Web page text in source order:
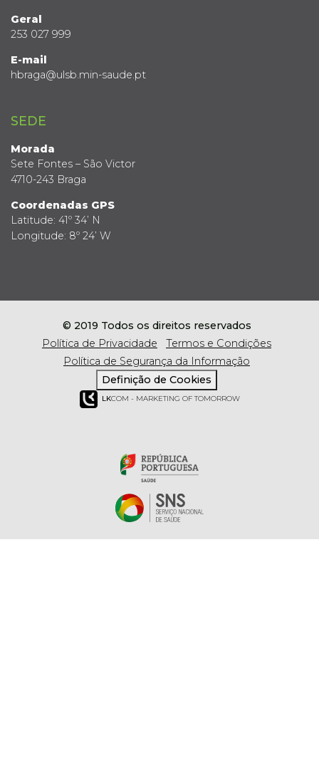
Geral
253 027 999
E-mail
hbraga@ulsb.min-saude.pt
SEDE
Morada
Sete Fontes – São Victor
4710-243 Braga
Coordenadas GPS
Latitude: 41º 34’ N
Longitude: 8º 24’ W
© 2019 Todos os direitos reservados
Política de Privacidade
Termos e Condições
Política de Segurança da Informação
Definição de Cookies
LKCOM - MARKETING OF TOMORROW